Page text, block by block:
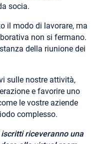
socia.
il modo di lavorare, ma
non si fermano.
della riunione dei
sulle nostre attività,
e favorire uno
le vostre aziende
complesso.
iscritti riceveranno una